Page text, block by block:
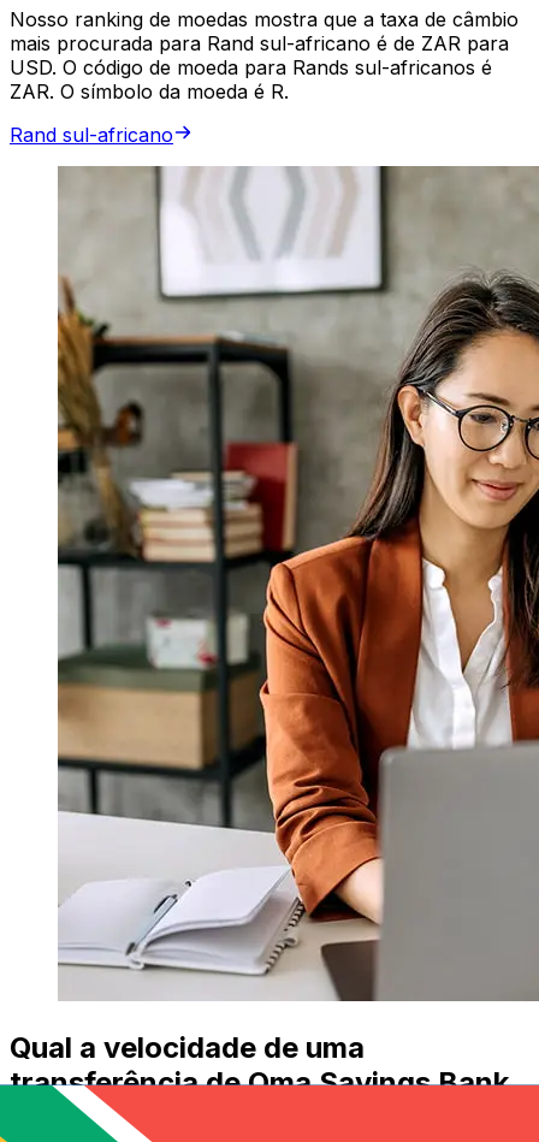
Nosso ranking de moedas mostra que a taxa de câmbio
mais procurada para Rand sul-africano é de ZAR para
USD. O código de moeda para Rands sul-africanos é
ZAR. O símbolo da moeda é R.
Rand sul-africano
Qual a velocidade de uma
transferência de Oma Savings Bank
EUR para ZAR ?